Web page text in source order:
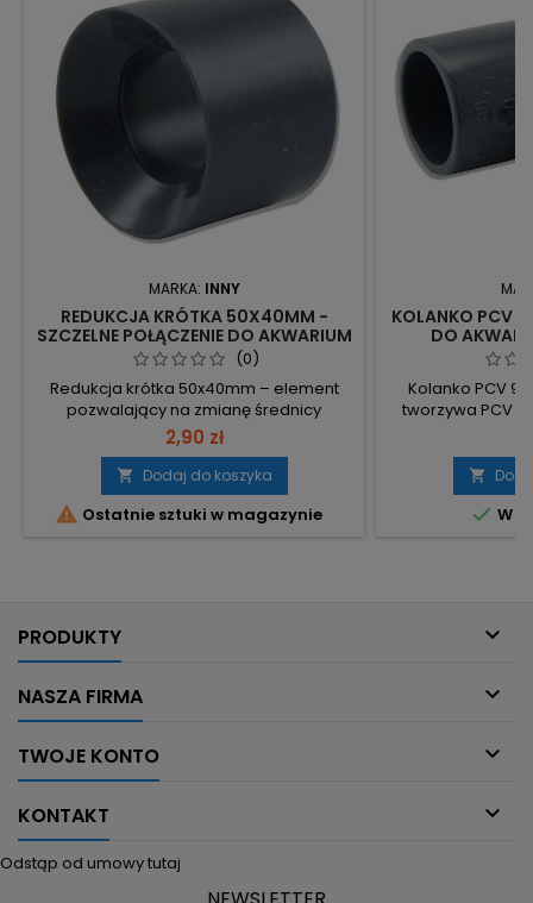
MARKA: INNY
REDUKCJA KRÓTKA 50X40MM -
SZCZELNE POŁĄCZENIE DO AKWARIUM
MORSKIEGO(0)
Redukcja krótka 50x40mm – element
pozwalający na zmianę średnicy
instalacji z 50 na 40 mm. Średnica:
50→40 mm – bezpośrednia redukcja
średnicy instalacji. Typ: redukcja krótka –
zmiana średnicy na krótkim odcinku.
Zastosowanie: łączenie instalacji lub
2,90 zł
 Dodaj do koszyka
 Ostatnie sztuki w magazynie
KOLANKO PCV
DO
Kolanko PCV
tworzywa PCV
połączenie
Średnica: 40
nominalnych 40
pod kątem

 W
PRODUKTY 
NASZA FIRMA 
TWOJE KONTO 
KONTAKT 
Odstąp od umowy tutaj